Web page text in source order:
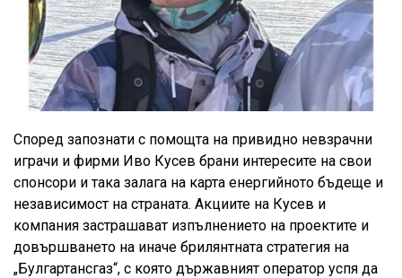
Според запознати с помощта на привидно невзрачни
играчи и фирми Иво Кусев брани интересите на свои
спонсори и така залага на карта енергийното бъдеще и
независимост на страната. Акциите на Кусев и
компания застрашават изпълнението на проектите и
довършването на иначе брилянтната стратегия на
„Булгартансгаз“, с която държавният оператор успя да